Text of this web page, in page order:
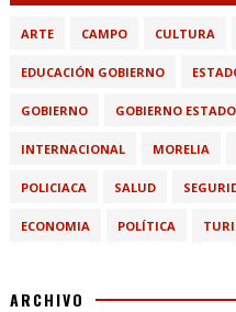
ARTE CAMPO CULTURA
EDUCACIÓN GOBIERNO
GOBIERNO GOBIERNO ESTADO
INTERNACIONAL MORELIA
POLICIACA SALUD
ECONOMIA POLÍTICA
ARCHIVO